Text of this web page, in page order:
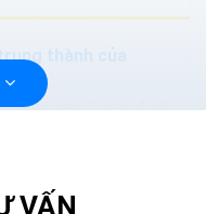
thành của
này là xác định
VẤN